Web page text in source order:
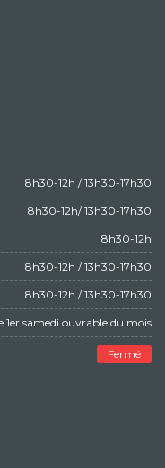
8h30-12h / 13h30-17h30
8h30-12h/ 13h30-17h30
8h30-12h
8h30-12h / 13h30-17h30
8h30-12h / 13h30-17h30
1er samedi ouvrable du mois
Fermé